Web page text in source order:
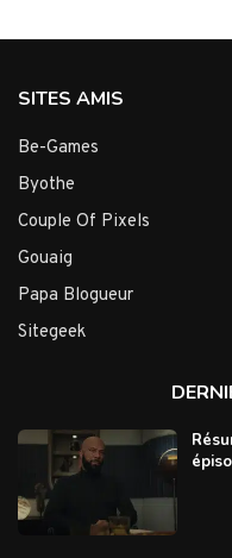
SITES AMIS
Be-Games
Byothe
Couple Of Pixels
Gouaig
Papa Blogueur
Sitegeek